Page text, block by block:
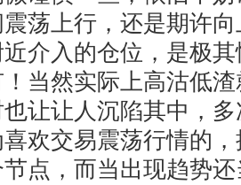
荡上行，还是期许
介入的仓位，是极
当然实际上高沽低
让让人沉陷其中，
欢交易震荡行情的
点，而当出现趋势